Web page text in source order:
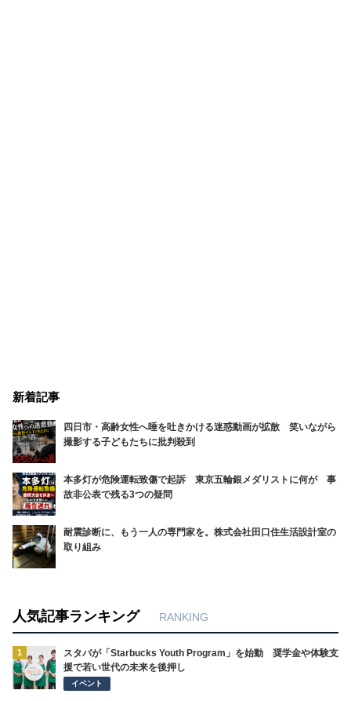
新着記事
四日市・高齢女性へ唾を吐きかける迷惑動画が拡散 笑いながら
撮影する子どもたちに批判殺到
本多灯が危険運転致傷で起訴 東京五輪銀メダリストに何が 事
故非公表で残る3つの疑問
耐震診断に、もう一人の専門家を。株式会社田口住生活設計室の
取り組み
人気記事ランキング RANKING
1
スタバが「Starbucks Youth Program」を始動 奨学金や体験支
援で若い世代の未来を後押し
イベント